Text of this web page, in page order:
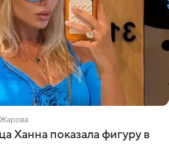
Ханна показала фигуру в